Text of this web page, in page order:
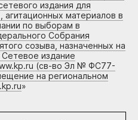
издания для
материалов в
по выборам в
Собрания
созыва, назначенных на
Сетевое издание
(св-во Эл № ФС77-
на региональном
»